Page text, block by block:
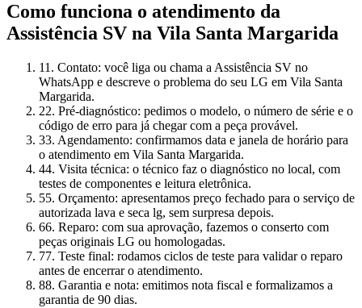
Como funciona o atendimento da
Assistência SV na Vila Santa Margarida
11. Contato: você liga ou chama a Assistência SV no
WhatsApp e descreve o problema do seu LG em Vila Santa
Margarida.
22. Pré-diagnóstico: pedimos o modelo, o número de série e o
código de erro para já chegar com a peça provável.
33. Agendamento: confirmamos data e janela de horário para
o atendimento em Vila Santa Margarida.
44. Visita técnica: o técnico faz o diagnóstico no local, com
testes de componentes e leitura eletrônica.
55. Orçamento: apresentamos preço fechado para o serviço de
autorizada lava e seca lg, sem surpresa depois.
66. Reparo: com sua aprovação, fazemos o conserto com
peças originais LG ou homologadas.
77. Teste final: rodamos ciclos de teste para validar o reparo
antes de encerrar o atendimento.
88. Garantia e nota: emitimos nota fiscal e formalizamos a
garantia de 90 dias.